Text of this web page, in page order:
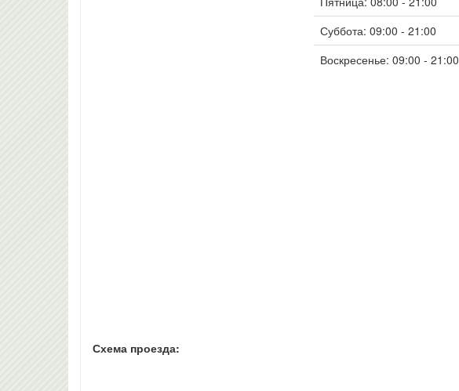
Суббота: 09:00 - 21:00
Воскресенье: 09:00 - 21:00
Схема проезда: